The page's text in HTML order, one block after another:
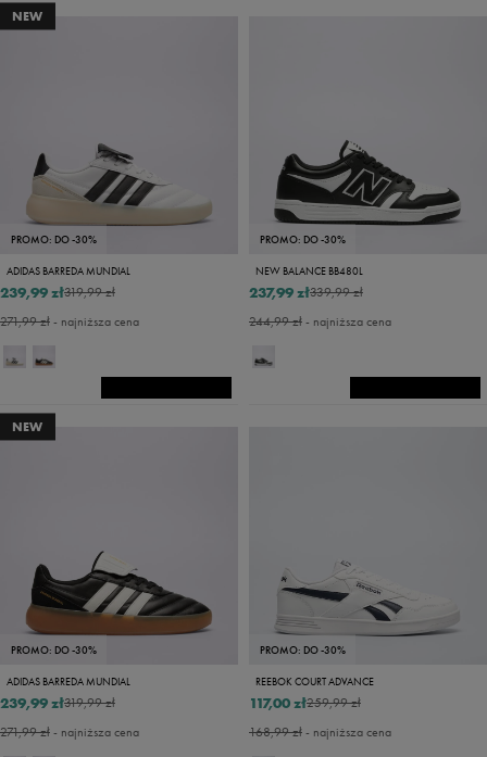
NEW
PROMO: DO -30%
ADIDAS BARREDA MUNDIAL
319,99 zł
239,99 zł
271,99 zł- najniższa cena
PROMO: DO -30%
NEW BALANCE BB480L
339,99 zł
237,99 zł
244,99 zł- najniższa cena
NEW
PROMO: DO -30%
ADIDAS BARREDA MUNDIAL
319,99 zł
239,99 zł
271,99 zł- najniższa cena
PROMO: DO -30%
REEBOK COURT ADVANCE
259,99 zł
117,00 zł
168,99 zł- najniższa cena